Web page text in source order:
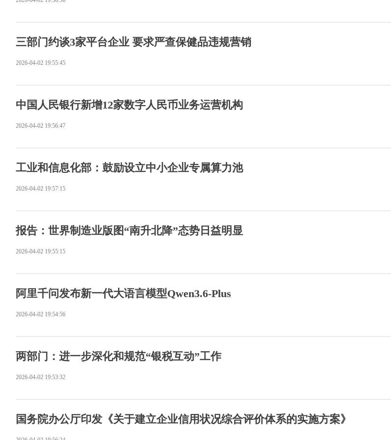
三部门约谈3家平台企业 要求严查保健品违规营销
2026-04-02 19:55:45
中国人民银行新增12家数字人民币业务运营机构
2026-04-02 19:56:47
工业和信息化部：鼓励设立中小企业专属算力池
2026-04-02 19:57:15
报告：世界制造业版图“南升北降”态势日益明显
2026-04-02 19:55:15
阿里千问发布新一代大语言模型Qwen3.6-Plus
2026-04-02 19:54:56
两部门：进一步深化和规范“银税互动”工作
2026-04-02 19:53:32
国务院办公厅印发《关于建立企业信用状况综合评价体系的实施方案》